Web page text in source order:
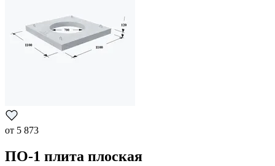
от 5 873
ПО-1 плита плоская